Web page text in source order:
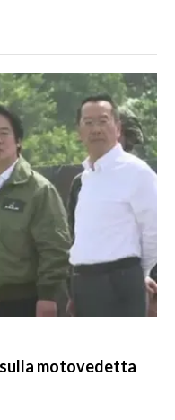
sulla motovedetta